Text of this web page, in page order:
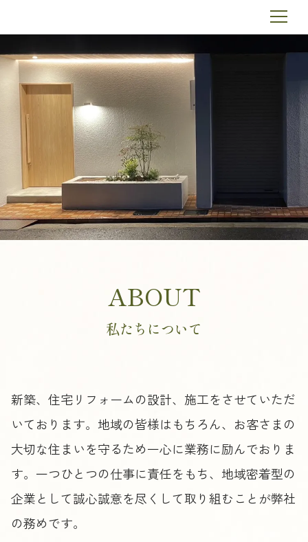
私たちについて
新築、住宅リフォームの設計、施工をさせていただ
いております。地域の皆様はもちろん、お客さまの
大切な住まいを守るため一心に業務に励んでおりま
す。一つひとつの仕事に責任をもち、地域密着型の
企業として誠心誠意を尽くして取り組むことが弊社
の務めです。